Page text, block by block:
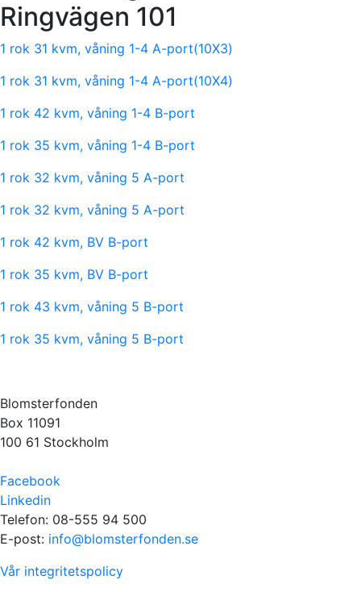
Ringvägen 101
1 rok 31 kvm, våning 1-4 A-port(10X3)
1 rok 31 kvm, våning 1-4 A-port(10X4)
1 rok 42 kvm, våning 1-4 B-port
1 rok 35 kvm, våning 1-4 B-port
1 rok 32 kvm, våning 5 A-port
1 rok 32 kvm, våning 5 A-port
1 rok 42 kvm, BV B-port
1 rok 35 kvm, BV B-port
1 rok 43 kvm, våning 5 B-port
1 rok 35 kvm, våning 5 B-port
Blomsterfonden
Box 11091
100 61 Stockholm
Facebook
Linkedin
Telefon: 08-555 94 500
E-post: info@blomsterfonden.se
Vår integritetspolicy